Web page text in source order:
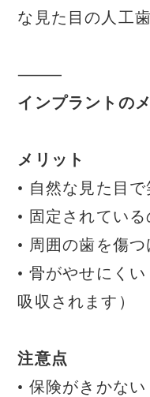
な見た目の人工
⸻
インプラントの
メリット
• 自然な見た目
• 固定されてい
• 周囲の歯を傷
• 骨がやせにく
吸収されます）
注意点
• 保険がきかない